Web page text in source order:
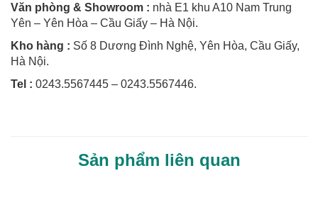
Văn phòng & Showroom : nhà E1 khu A10 Nam Trung
Yên – Yên Hòa – Cầu Giấy – Hà Nội.
Kho hàng : Số 8 Dương Đình Nghệ, Yên Hòa, Cầu Giấy,
Hà Nội.
Tel : 0243.5567445 – 0243.5567446.
Sản phẩm liên quan